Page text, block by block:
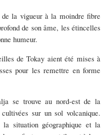
la vigueur à la moindre fibre
de son âme, les étincelles
humeur.
de Tokay aient été mises à
pour les remettre en forme
se trouve au nord-est de la
sur un sol volcanique.
situation géographique et la